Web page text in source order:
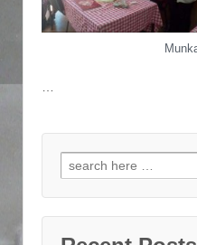
Search for: